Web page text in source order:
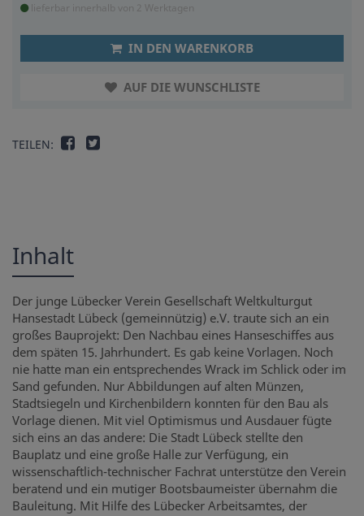
lieferbar innerhalb von 2 Werktagen
IN DEN WARENKORB
AUF DIE WUNSCHLISTE
TEILEN:
Inhalt
Der junge Lübecker Verein Gesellschaft Weltkulturgut
Hansestadt Lübeck (gemeinnützig) e.V. traute sich an ein
großes Bauprojekt: Den Nachbau eines Hanseschiffes aus
dem späten 15. Jahrhundert. Es gab keine Vorlagen. Noch
nie hatte man ein entsprechendes Wrack im Schlick oder im
Sand gefunden. Nur Abbildungen auf alten Münzen,
Stadtsiegeln und Kirchenbildern konnten für den Bau als
Vorlage dienen. Mit viel Optimismus und Ausdauer fügte
sich eins an das andere: Die Stadt Lübeck stellte den
Bauplatz und eine große Halle zur Verfügung, ein
wissenschaftlich-technischer Fachrat unterstütze den Verein
beratend und ein mutiger Bootsbaumeister übernahm die
Bauleitung. Mit Hilfe des Lübecker Arbeitsamtes, der